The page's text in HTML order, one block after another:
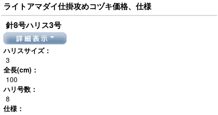
ライトアマダイ仕掛攻めコヅキ価格、仕様
針8号ハリス3号
詳細表示
ハリスサイズ：
3
全長(cm)：
100
ハリ号数：
8
仕様：